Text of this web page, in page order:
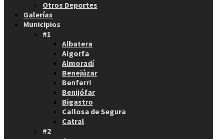
Otros Deportes
Galerías
Municipios
#1
Albatera
Algorfa
Almoradí
Benejúzar
Benferri
Benijófar
Bigastro
Callosa de Segura
Catral
#2